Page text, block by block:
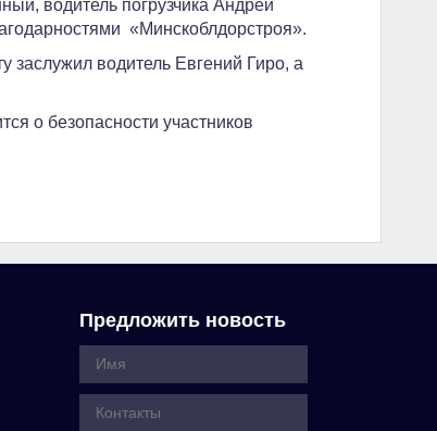
водитель погрузчика Андрей
«Минскоблдорстроя».
заслужил водитель Евгений Гиро, а
о безопасности участников
Предложить новость